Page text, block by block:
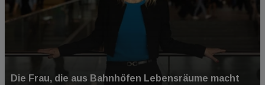
Die Frau, die aus Bahnhöfen Lebensräume macht